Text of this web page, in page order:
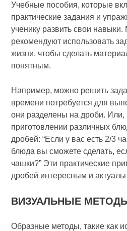
Учебные пособия, которые
практические задания и
ученику развить свои навыки.
рекомендуют использовать
жизни, чтобы сделать
понятным.
Например, можно решить
времени потребуется для
они разделены на дроби. Или,
приготовлении различных
дробей: “Если у вас есть 2/3
блюда вы сможете сделать,
чашки?” Эти практические
дробей интересным и
ВИЗУАЛЬНЫЕ
Образные методы, такие как